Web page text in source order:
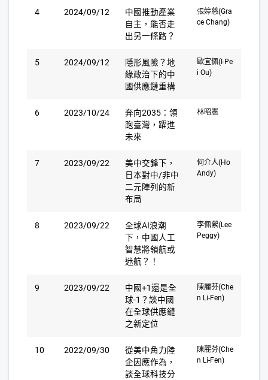
4 2024/09/12
中國推動產業
自主，能否走
出另一條路？
張婷慈(Gra
ce Chang)
5 2024/09/12
隱形風險？地
緣政治下的中
國供應鏈重構
歐宜佩(I-Pe
i Ou)
6 2023/10/24
奔向2035：領
跑臺灣，躍進
未來
林昭憲
7 2023/09/22
美中交鋒下，
日本對中/非中
二元陣列的新
布局
何介人(Ho
Andy)
8 2023/09/22
全球AI浪潮
下，中國人工
智慧將領航或
迷航？！
李佩縈(Lee
Peggy)
9 2023/09/22
中國+1還是全
球-1？談中國
在全球供應鏈
之新定位
陳麗芬(Che
n Li-Fen)
10 2022/09/30
從美中角力陸
企因應作為，
談全球科技分
陳麗芬(Che
n Li-Fen)